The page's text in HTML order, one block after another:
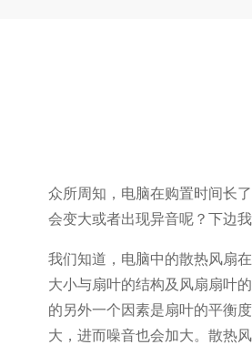
众所周知，电脑在购置时间长
会变大或者出现异音呢？下边
我们知道，电脑中的散热风扇
大小与扇叶的结构及风扇扇叶
的另外一个因素是扇叶的平衡
大，进而噪音也会加大。散热